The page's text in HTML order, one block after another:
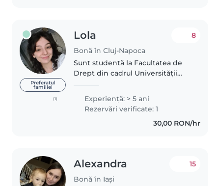
Preferatul
familiei
(1)
Lola
Bonă în Cluj-Napoca
8
Sunt studentă la Facultatea de
Drept din cadrul Universității
numeroasele mele pasiuni pot
aminti lectura, voluntariatul,
pictura și explorarea. Sunt o fire..
Experienţă: > 5 ani
Rezervări verificate: 1
30,00 RON/hr
Alexandra
Bonă în Iași
15